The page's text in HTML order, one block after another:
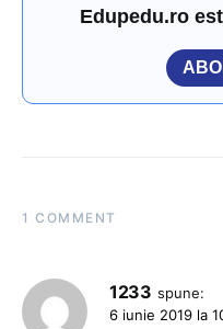
Edupedu.ro
1 COMMENT
1233 spune:
6 iunie 2019 la